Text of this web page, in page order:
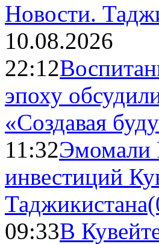
Новости.
10.08.2026
22:12
эпоху
«Создавая
11:32Эмомали
инвестиций
Таджикистана
09:33В